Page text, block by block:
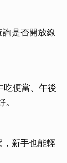
是否開放線
吃便當、午後
新手也能輕